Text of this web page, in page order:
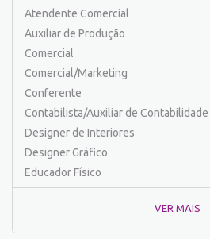
Carregador/Ajudante Carga e Descarga
Comercial
Comercial/Marketing
Comprador
Contabilista/Auxiliar de Contabilidade
Costureira/Costureiro Industrial
Cozinha/ Pizzaiolo
Cozinheiro
Cuidador de Crianças e Idosos
Desenvolvedor de Sistema
Atendente Comercial
Auxiliar de Produção
Comercial
Comercial/Marketing
Conferente
Contabilista/Auxiliar de Contabilidade
Designer de Interiores
Designer Gráfico
Educador Físico
Engenharia (Outras)
Engenharia de Produção
VER MAIS